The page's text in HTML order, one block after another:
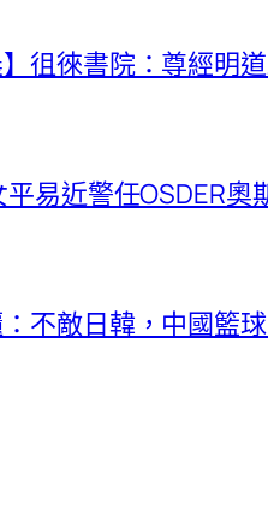
徂徠書院：尊經明
易近警任OSDER
不敵日韓，中國籃